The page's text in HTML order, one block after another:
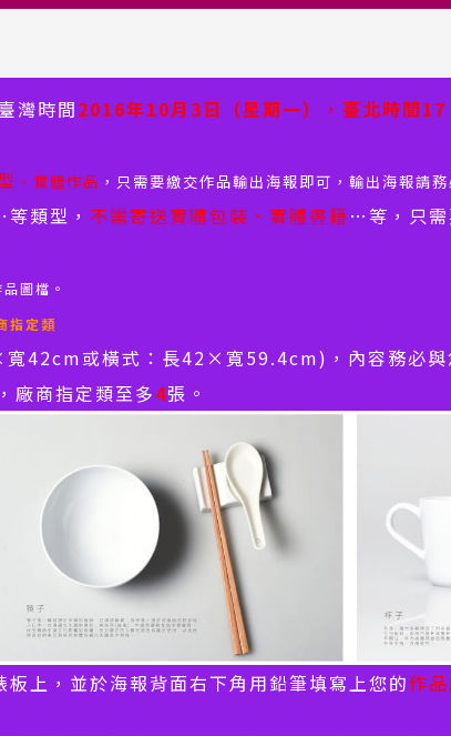
灣時間2016年10月3日（星期一） ， 臺北時間
、實體作品 ，只需要繳交作品輸出海報即可，輸出海報請
類型， 不需寄送實體包裝、實體書籍 …等，只需
圖檔。
指定類
42cm或橫式：長42×寬59.4cm)，內容務必與
廠商指定類至多4張。
板上，並於海報背面右下角用鉛筆填寫上您的作